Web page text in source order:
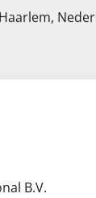
Haarlem,
B.V.